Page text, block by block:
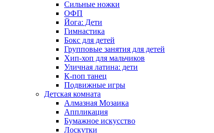
Сильные ножки
ОФП
Йога: Дети
Гимнастика
Бокс для детей
Групповые занятия для детей
Хип-хоп для мальчиков
Уличная латина: дети
К-поп танец
Подвижные игры
Детская комната
Алмазная Мозаика
Аппликация
Бумажное искусство
Лоскутки